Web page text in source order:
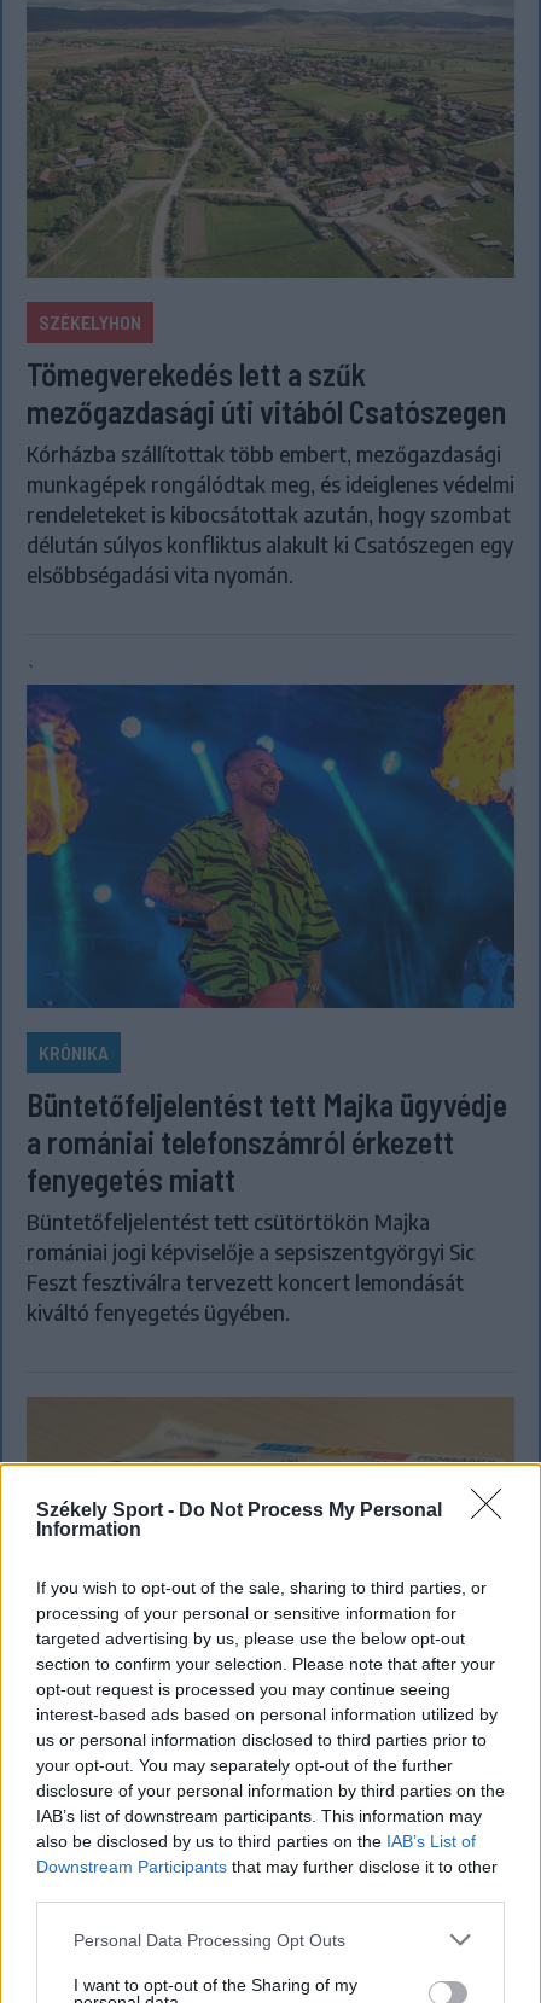
Székely Sport - Do Not Process My Personal
Information
If you wish to opt-out of the sale, sharing to third parties, or
processing of your personal or sensitive information for
targeted advertising by us, please use the below opt-out
section to confirm your selection. Please note that after your
opt-out request is processed you may continue seeing
interest-based ads based on personal information utilized by
us or personal information disclosed to third parties prior to
your opt-out. You may separately opt-out of the further
disclosure of your personal information by third parties on the
IAB’s list of downstream participants. This information may
also be disclosed by us to third parties on the IAB’s List of
Downstream Participants that may further disclose it to other
Personal Data Processing Opt Outs
I want to opt-out of the Sharing of my
SZÉKELYHON
Tömegverekedés lett a szűk
mezőgazdasági úti vitából Csatószegen
Kórházba szállítottak több embert, mezőgazdasági
munkagépek rongálódtak meg, és ideiglenes védelmi
rendeleteket is kibocsátottak azután, hogy szombat
délután súlyos konfliktus alakult ki Csatószegen egy
elsőbbségadási vita nyomán.
`
KRÓNIKA
Büntetőfeljelentést tett Majka ügyvédje
a romániai telefonszámról érkezett
fenyegetés miatt
Büntetőfeljelentést tett csütörtökön Majka
romániai jogi képviselője a sepsiszentgyörgyi Sic
Feszt fesztiválra tervezett koncert lemondását
kiváltó fenyegetés ügyében.
KRÓNIKA
Meddig használható még a régi
személyi?
Sok román állampolgár még mindig az 1997-es
amint az új elektronikus és egyszerű személyi
igazolványok országszerte elérhetővé válnak.